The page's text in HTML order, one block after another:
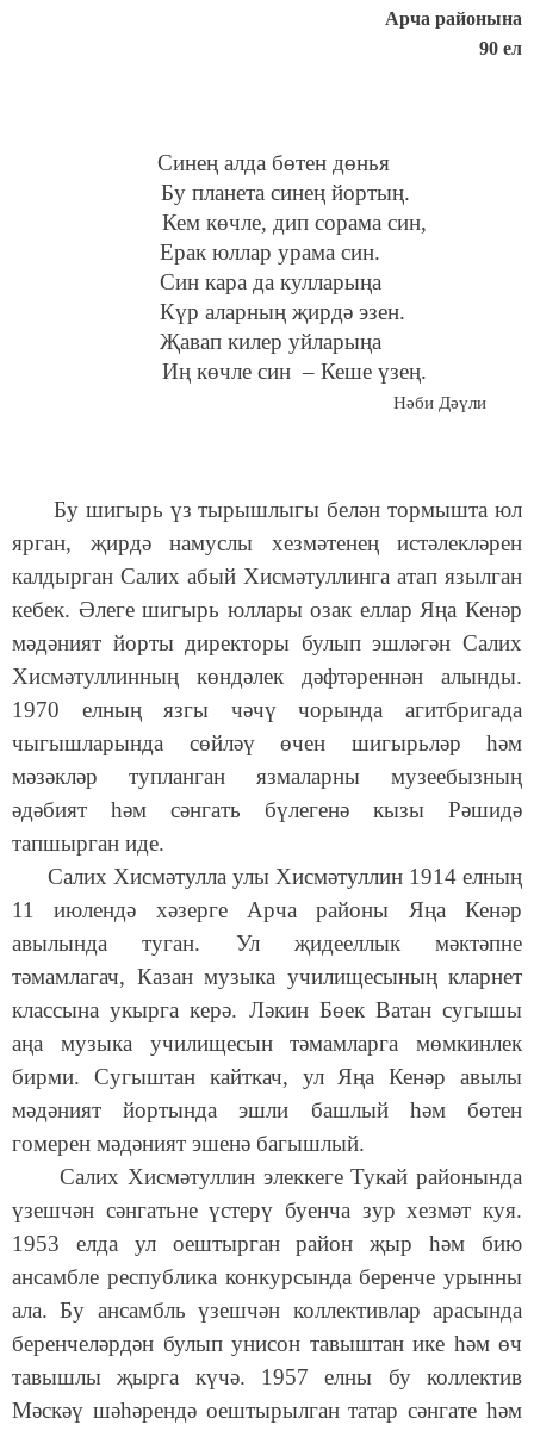
Арча районына
90 ел
Синең алда бөтен дөнья
Бу планета синең йортың.
Кем көчле, дип сорама син,
Ерак юллар урама син.
Син кара да кулларыңа
Күр аларның җирдә эзен.
Җавап килер уйларыңа
Иң көчле син – Кеше үзең.
Нәби Дәүли
Бу шигырь үз тырышлыгы белән тормышта юл
ярган, җирдә намуслы хезмәтенең истәлекләрен
калдырган Салих абый Хисмәтуллинга атап язылган
кебек. Әлеге шигырь юллары озак еллар Яңа Кенәр
мәдәният йорты директоры булып эшләгән Салих
Хисмәтуллинның көндәлек дәфтәреннән алынды.
1970 елның язгы чәчү чорында агитбригада
чыгышларында сөйләү өчен шигырьләр һәм
мәзәкләр тупланган язмаларны музеебызның
әдәбият һәм сәнгать бүлегенә кызы Рәшидә
тапшырган иде.
Салих Хисмәтулла улы Хисмәтуллин 1914 елның
11 июлендә хәзерге Арча районы Яңа Кенәр
авылында туган. Ул җидееллык мәктәпне
тәмамлагач, Казан музыка училищесының кларнет
классына укырга керә. Ләкин Бөек Ватан сугышы
аңа музыка училищесын тәмамларга мөмкинлек
бирми. Сугыштан кайткач, ул Яңа Кенәр авылы
мәдәният йортында эшли башлый һәм бөтен
гомерен мәдәният эшенә багышлый.
Салих Хисмәтуллин элеккеге Тукай районында
үзешчән сәнгатьне үстерү буенча зур хезмәт куя.
1953 елда ул оештырган район җыр һәм бию
ансамбле республика конкурсында беренче урынны
ала. Бу ансамбль үзешчән коллективлар арасында
беренчеләрдән булып унисон тавыштан ике һәм өч
тавышлы җырга күчә. 1957 елны бу коллектив
Мәскәү шәһәрендә оештырылган татар сәнгате һәм